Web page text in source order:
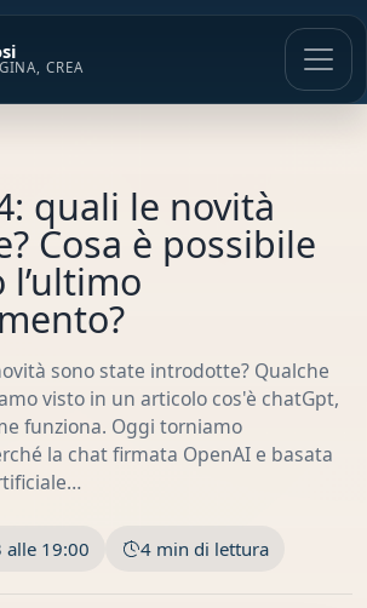
CREA
quali le novità
Cosa è possibile
sono state introdotte? Qualche
visto in un articolo cos'è chatGpt,
funziona. Oggi torniamo
la chat firmata OpenAI e basata
alle 19:00 4 min di lettura